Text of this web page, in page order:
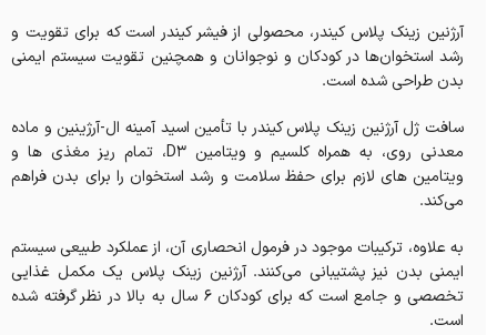
آرژنین زینک پلاس کیندر، محصولی از فیشر کیندر است که برای تقویت و
رشد استخوان‌ها در کودکان و نوجوانان و همچنین تقویت سیستم ایمنی
بدن طراحی شده است.
سافت ژل آرژنین زینک پلاس کیندر با تأمین اسید آمینه ال-آرژینین و ماده
معدنی روی، به همراه کلسیم و ویتامین D3، تمام ریز مغذی ها و
ویتامین های لازم برای حفظ سلامت و رشد استخوان را برای بدن فراهم
می‌کند.
به علاوه، ترکیبات موجود در فرمول انحصاری آن، از عملکرد طبیعی سیستم
ایمنی بدن نیز پشتیبانی می‌کنند. آرژنین زینک پلاس یک مکمل غذایی
تخصصی و جامع است که برای کودکان 6 سال به بالا در نظر گرفته شده
است.